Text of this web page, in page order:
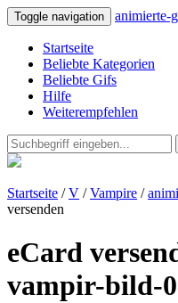
Toggle navigation animierte-
Startseite
Beliebte Kategorien
Beliebte Gifs
Hilfe
Weiterempfehlen
Startseite /V /Vampire /
versenden
eCard
vampir-bild-